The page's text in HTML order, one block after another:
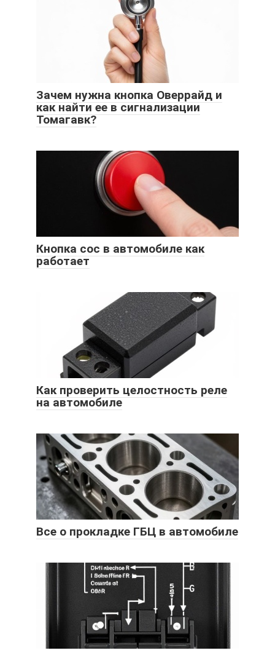
Зачем нужна кнопка Оверрайд и
как найти ее в сигнализации
Томагавк?
Кнопка сос в автомобиле как
работает
Как проверить целостность реле
на автомобиле
Все о прокладке ГБЦ в автомобиле